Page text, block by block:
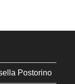
Postorino